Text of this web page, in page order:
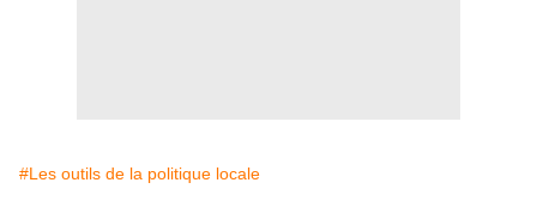
#Les outils de la politique locale